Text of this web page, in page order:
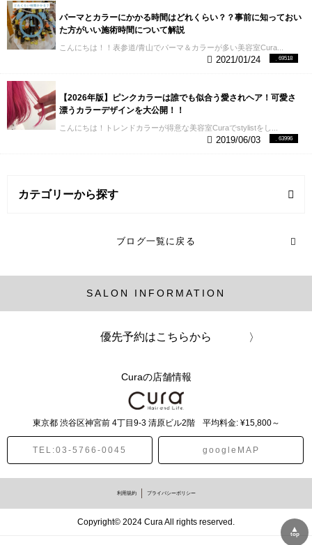
パーマとカラーにかかる時間はどれくらい？？事前に知っておい
た方がいい施術時間について解説
こんにちは！！表参道/青山でパーマ＆カラーが多い美容室Cura...
69518
2021/01/24
【2026年版】ピンクカラーは誰でも似合う愛されヘア！可愛さ
漂うカラーデザインを大公開！！
こんにちは！トレンドカラーが得意な美容室Curaでstylistをし...
63996
2019/06/03
カテゴリーから探す
ブログ一覧に戻る
SALON INFORMATION
優先予約はこちらから
Curaの店舗情報
東京都 渋谷区神宮前 4丁目9-3 清原ビル2階 平均料金: ¥15,800～
TEL:03-5766-0045 googleMAP
利用規約 プライバシーポリシー
Copyright© 2024 Cura All rights reserved.
▲
top